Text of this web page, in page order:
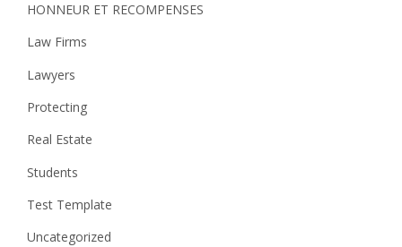
HONNEUR ET RECOMPENSES
Law Firms
Lawyers
Protecting
Real Estate
Students
Test Template
Uncategorized